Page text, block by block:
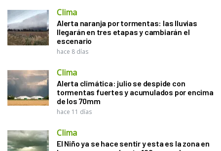
Clima
Alerta naranja por tormentas: las lluvias
llegarán en tres etapas y cambiarán el
escenario
hace 8 días
Clima
Alerta climática: julio se despide con
tormentas fuertes y acumulados por encima
de los 70mm
hace 11 días
Clima
El Niño ya se hace sentir y esta es la zona en